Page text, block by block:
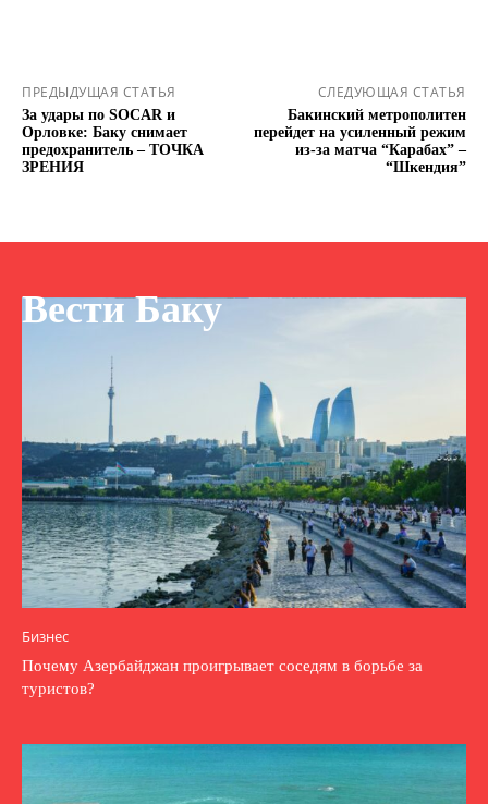
ПРЕДЫДУЩАЯ СТАТЬЯ
За удары по SOCAR и
Орловке: Баку снимает
предохранитель – ТОЧКА
ЗРЕНИЯ
СЛЕДУЮЩАЯ СТАТЬЯ
Бакинский метрополитен
перейдет на усиленный режим
из‑за матча “Карабах” –
“Шкендия”
Вести Баку
Бизнес
Почему Азербайджан проигрывает соседям в борьбе за
туристов?